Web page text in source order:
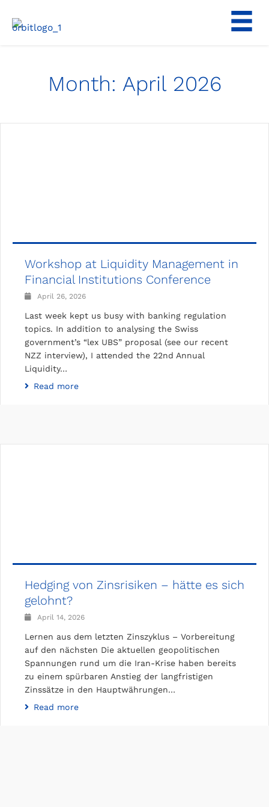
Month: April 2026
Workshop at Liquidity Management in
Financial Institutions Conference
April 26, 2026
Last week kept us busy with banking regulation
topics. In addition to analysing the Swiss
government’s “lex UBS” proposal (see our recent
NZZ interview), I attended the 22nd Annual
Liquidity…
Read more
Hedging von Zinsrisiken – hätte es sich
gelohnt?
April 14, 2026
Lernen aus dem letzten Zinszyklus – Vorbereitung
auf den nächsten Die aktuellen geopolitischen
Spannungen rund um die Iran-Krise haben bereits
zu einem spürbaren Anstieg der langfristigen
Zinssätze in den Hauptwährungen…
Read more